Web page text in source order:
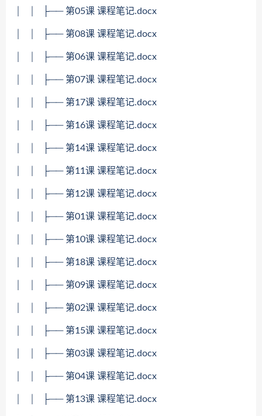
│ │ ├── 第05课 课程笔记.docx
│ │ ├── 第08课 课程笔记.docx
│ │ ├── 第06课 课程笔记.docx
│ │ ├── 第07课 课程笔记.docx
│ │ ├── 第17课 课程笔记.docx
│ │ ├── 第16课 课程笔记.docx
│ │ ├── 第14课 课程笔记.docx
│ │ ├── 第11课 课程笔记.docx
│ │ ├── 第12课 课程笔记.docx
│ │ ├── 第01课 课程笔记.docx
│ │ ├── 第10课 课程笔记.docx
│ │ ├── 第18课 课程笔记.docx
│ │ ├── 第09课 课程笔记.docx
│ │ ├── 第02课 课程笔记.docx
│ │ ├── 第15课 课程笔记.docx
│ │ ├── 第03课 课程笔记.docx
│ │ ├── 第04课 课程笔记.docx
│ │ ├── 第13课 课程笔记.docx